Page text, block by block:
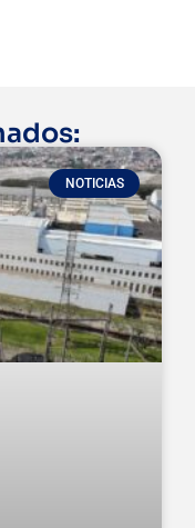
NOTICIAS